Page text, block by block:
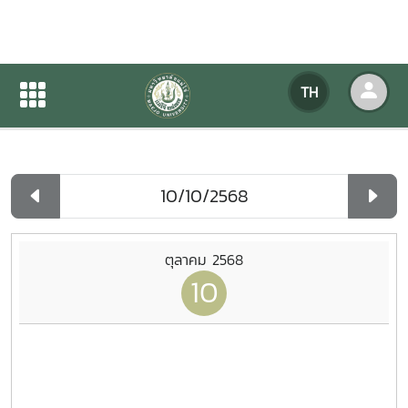
TH
ปฏิทินกิจกรรมของหน่วยงาน
ปฏิทินกิจกรรมของหน่วยงาน
ตุลาคม 2568
10